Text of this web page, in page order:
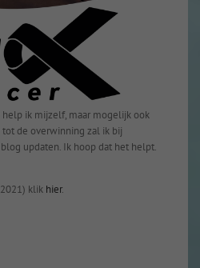
ik mijzelf, maar mogelijk ook
tot de overwinning zal ik bij
updaten. Ik hoop dat het helpt.
klik hier.